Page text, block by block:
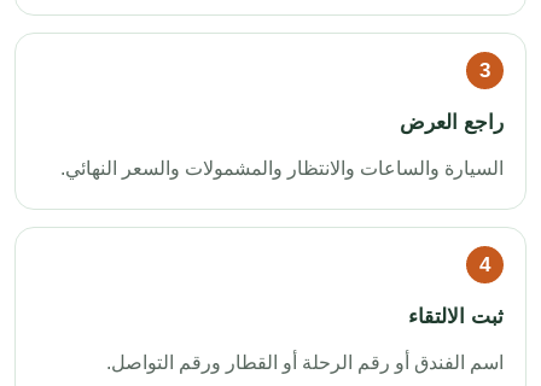
راجع العرض
السيارة والساعات والانتظار والمشمولات والسعر النهائي.
ثبت الالتقاء
اسم الفندق أو رقم الرحلة أو القطار ورقم التواصل.